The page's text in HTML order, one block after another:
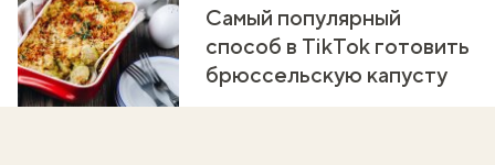
Самый популярный
способ в TikTok готовить
брюссельскую капусту